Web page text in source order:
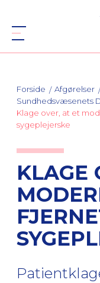
Forside
Afgørelser
Sundhedsvæsenets
Klage over, at et
sygeplejerske
KLAGE